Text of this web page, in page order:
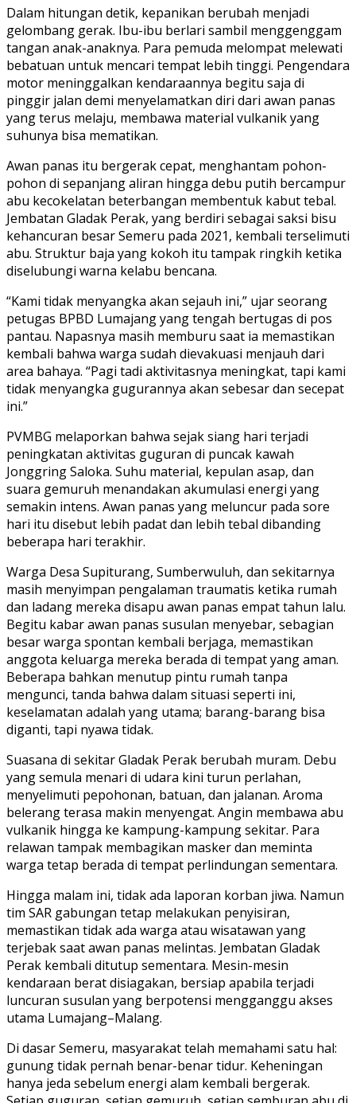
Dalam hitungan detik, kepanikan berubah menjadi
gelombang gerak. Ibu-ibu berlari sambil menggenggam
tangan anak-anaknya. Para pemuda melompat melewati
bebatuan untuk mencari tempat lebih tinggi. Pengendara
motor meninggalkan kendaraannya begitu saja di
pinggir jalan demi menyelamatkan diri dari awan panas
yang terus melaju, membawa material vulkanik yang
suhunya bisa mematikan.
Awan panas itu bergerak cepat, menghantam pohon-
pohon di sepanjang aliran hingga debu putih bercampur
abu kecokelatan beterbangan membentuk kabut tebal.
Jembatan Gladak Perak, yang berdiri sebagai saksi bisu
kehancuran besar Semeru pada 2021, kembali terselimuti
abu. Struktur baja yang kokoh itu tampak ringkih ketika
diselubungi warna kelabu bencana.
“Kami tidak menyangka akan sejauh ini,” ujar seorang
petugas BPBD Lumajang yang tengah bertugas di pos
pantau. Napasnya masih memburu saat ia memastikan
kembali bahwa warga sudah dievakuasi menjauh dari
area bahaya. “Pagi tadi aktivitasnya meningkat, tapi kami
tidak menyangka gugurannya akan sebesar dan secepat
ini.”
PVMBG melaporkan bahwa sejak siang hari terjadi
peningkatan aktivitas guguran di puncak kawah
Jonggring Saloka. Suhu material, kepulan asap, dan
suara gemuruh menandakan akumulasi energi yang
semakin intens. Awan panas yang meluncur pada sore
hari itu disebut lebih padat dan lebih tebal dibanding
beberapa hari terakhir.
Warga Desa Supiturang, Sumberwuluh, dan sekitarnya
masih menyimpan pengalaman traumatis ketika rumah
dan ladang mereka disapu awan panas empat tahun lalu.
Begitu kabar awan panas susulan menyebar, sebagian
besar warga spontan kembali berjaga, memastikan
anggota keluarga mereka berada di tempat yang aman.
Beberapa bahkan menutup pintu rumah tanpa
mengunci, tanda bahwa dalam situasi seperti ini,
keselamatan adalah yang utama; barang-barang bisa
diganti, tapi nyawa tidak.
Suasana di sekitar Gladak Perak berubah muram. Debu
yang semula menari di udara kini turun perlahan,
menyelimuti pepohonan, batuan, dan jalanan. Aroma
belerang terasa makin menyengat. Angin membawa abu
vulkanik hingga ke kampung-kampung sekitar. Para
relawan tampak membagikan masker dan meminta
warga tetap berada di tempat perlindungan sementara.
Hingga malam ini, tidak ada laporan korban jiwa. Namun
tim SAR gabungan tetap melakukan penyisiran,
memastikan tidak ada warga atau wisatawan yang
terjebak saat awan panas melintas. Jembatan Gladak
Perak kembali ditutup sementara. Mesin-mesin
kendaraan berat disiagakan, bersiap apabila terjadi
luncuran susulan yang berpotensi mengganggu akses
utama Lumajang–Malang.
Di dasar Semeru, masyarakat telah memahami satu hal:
gunung tidak pernah benar-benar tidur. Keheningan
hanya jeda sebelum energi alam kembali bergerak.